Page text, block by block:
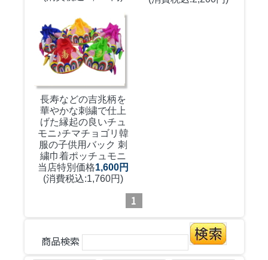
長寿などの吉兆柄を
華やかな刺繍で仕上
げた縁起の良いチュ
モニ♪チマチョゴリ韓
服の子供用バック 刺
繍巾着ポッチュモニ
当店特別価格1,600円
(消費税込:1,760円)
1
商品検索